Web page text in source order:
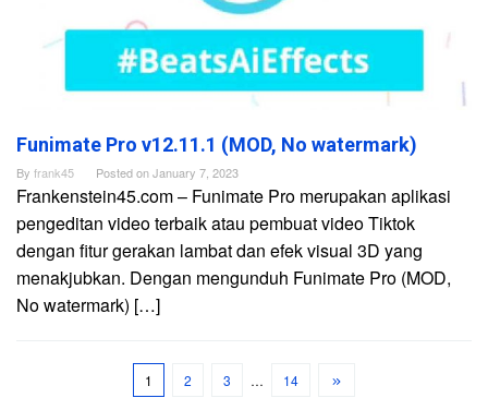
Funimate Pro v12.11.1 (MOD, No watermark)
By frank45 Posted onJanuary 7, 2023
Frankenstein45.com – Funimate Pro merupakan aplikasi
pengeditan video terbaik atau pembuat video Tiktok
dengan fitur gerakan lambat dan efek visual 3D yang
menakjubkan. Dengan mengunduh Funimate Pro (MOD,
No watermark) […]
1 2 3 … 14